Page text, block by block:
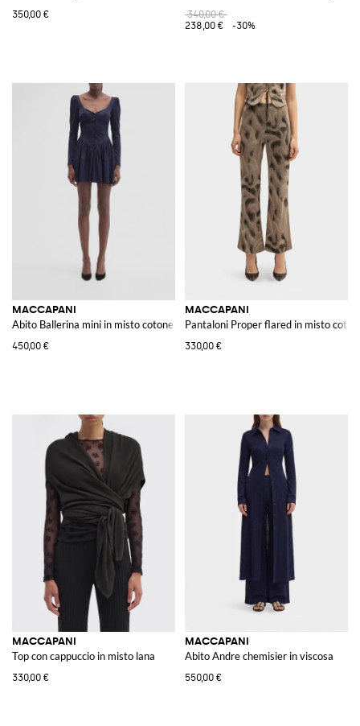
350,00 €
340,00 €
238,00 €
-30%
MACCAPANI
Abito Ballerina mini in misto cotone organico
450,00 €
MACCAPANI
Pantaloni Proper flared in misto
330,00 €
MACCAPANI
Top con cappuccio in misto lana
330,00 €
MACCAPANI
Abito Andre chemisier in viscosa
550,00 €